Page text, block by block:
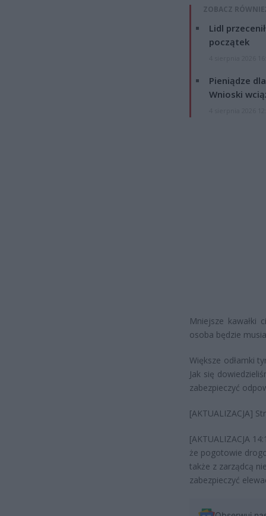
ZOBACZ
Lidl
początek
Pieniądze
Wnioski
Mniejsze
osoba będzie
Większe odłamki
Jak się
zabezpieczyć
[AKTUALIZACJA]
[AKTUALIZACJA
że pogotowie
także z zarządcą
zabezpieczyć